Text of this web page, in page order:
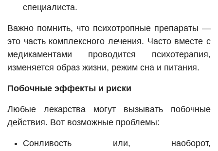
специалиста.
Важно помнить, что психотропные препараты —
это часть комплексного лечения. Часто вместе с
медикаментами проводится психотерапия,
изменяется образ жизни, режим сна и питания.
Побочные эффекты и риски
Любые лекарства могут вызывать побочные
действия. Вот возможные проблемы:
Сонливость или, наоборот,